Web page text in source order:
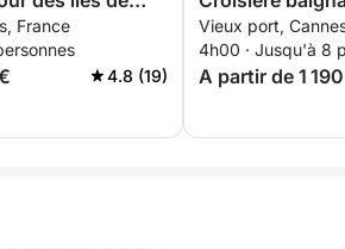
Special
couples !
France
4.8 (19)
départ de
Vieux port,
4h00 · Jusqu'à 8
A partir de 1